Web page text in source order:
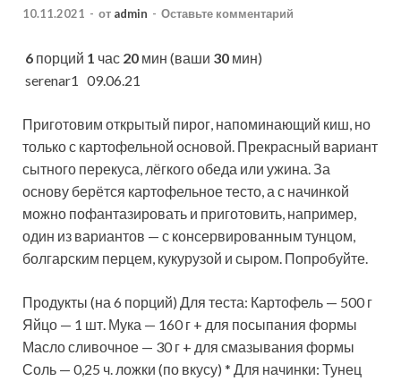
10.11.2021 - от admin - Оставьте комментарий
6 порций 1 час 20 мин (ваши 30 мин)
serenar1 09.06.21
Приготовим открытый пирог, напоминающий киш, но
только с картофельной основой. Прекрасный вариант
сытного перекуса, лёгкого обеда или ужина. За
основу берётся картофельное тесто, а с начинкой
можно пофантазировать и приготовить, например,
один из вариантов — с консервированным тунцом,
болгарским перцем, кукурузой и сыром. Попробуйте.
Продукты (на 6 порций) Для теста: Картофель — 500 г
Яйцо — 1 шт. Мука — 160 г + для посыпания формы
Масло сливочное — 30 г + для смазывания формы
Соль — 0,25 ч. ложки (по вкусу) * Для начинки: Тунец